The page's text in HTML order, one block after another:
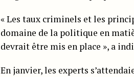
« Les taux criminels et les
domaine de la politique en
devrait être mis en place », a
En janvier, les experts